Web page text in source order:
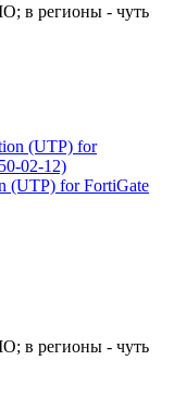
в регионы - чуть
(UTP) for FortiGate
в регионы - чуть